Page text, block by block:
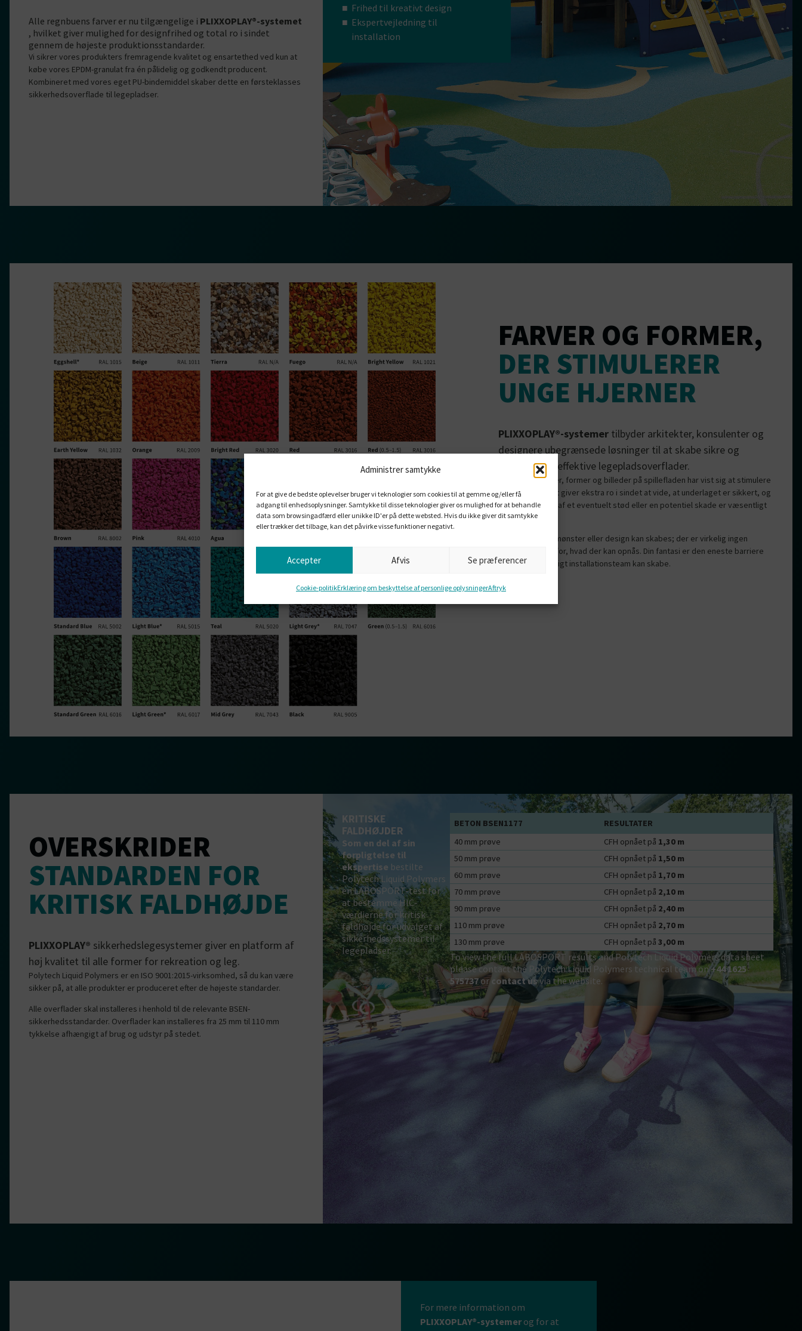
Administrer samtykke
For at give de bedste oplevelser bruger vi teknologier som cookies til at gemme og/eller få
adgang til enhedsoplysninger. Samtykke til disse teknologier giver os mulighed for at behandle
data som browsingadfærd eller unikke ID'er på dette websted. Hvis du ikke giver dit samtykke
eller trækker det tilbage, kan det påvirke visse funktioner negativt.
Accepter Afvis Se præferencer
Cookie-politikErklæring om beskyttelse af personlige oplysningerAftryk
Alle regnbuens farver er nu tilgængelige i PLIXXOPLAY®-systemet
, hvilket giver mulighed for designfrihed og total ro i sindet
gennem de højeste produktionsstandarder.
Vi sikrer vores produkters fremragende kvalitet og ensartethed ved kun at
købe vores EPDM-granulat fra én pålidelig og godkendt producent.
Kombineret med vores eget PU-bindemiddel skaber dette en førsteklasses
sikkerhedsoverflade til legepladser.
Frihed til kreativt design
Ekspertvejledning til
installation
FARVER OG FORMER,
DER STIMULERER
UNGE HJERNER
PLIXXOPLAY®-systemer tilbyder arkitekter, konsulenter og
designere ubegrænsede løsninger til at skabe sikre og
omkostningseffektive legepladsoverflader.
Forskellige farver, former og billeder på spillefladen har vist sig at stimulere
unge hjerner. Det giver ekstra ro i sindet at vide, at underlaget er sikkert, og
at alvorligheden af et eventuelt stød eller en potentiel skade er væsentligt
reduceret.
Ethvert billede, mønster eller design kan skabes; der er virkelig ingen
begrænsninger for, hvad der kan opnås. Din fantasi er den eneste barriere
for, hvad et dygtigt installationsteam kan skabe.
OVERSKRIDER
STANDARDEN FOR
KRITISK FALDHØJDE
PLIXXOPLAY® sikkerhedslegesystemer giver en platform af
høj kvalitet til alle former for rekreation og leg.
Polytech Liquid Polymers er en ISO 9001:2015-virksomhed, så du kan være
sikker på, at alle produkter er produceret efter de højeste standarder.
Alle overflader skal installeres i henhold til de relevante BSEN-
sikkerhedsstandarder. Overflader kan installeres fra 25 mm til 110 mm
tykkelse afhængigt af brug og udstyr på stedet.
KRITISKE
FALDHØJDER
Som en del af sin
forpligtelse til
ekspertise bestilte
Polytech Liquid Polymers
en LABOSPORT-test for
at bestemme HIC-
værdierne for kritisk
faldhøjde for udvalget af
sikkerhedssystemer til
legepladser.
BETON BSEN1177
RESULTATER
40 mm prøve
CFH opnået på 1,30 m
50 mm prøve
CFH opnået på 1,50 m
60 mm prøve
CFH opnået på 1,70 m
70 mm prøve
CFH opnået på 2,10 m
90 mm prøve
CFH opnået på 2,40 m
110 mm prøve
CFH opnået på 2,70 m
130 mm prøve
CFH opnået på 3,00 m
To view the full LABOSPORT results and Polytech Liquid Polymers data sheet
please contact the Polytech Liquid Polymers technical team on+44 1625
575737orcontact usvia the website.
For mere information om
PLIXXOPLAY®-systemer og for at